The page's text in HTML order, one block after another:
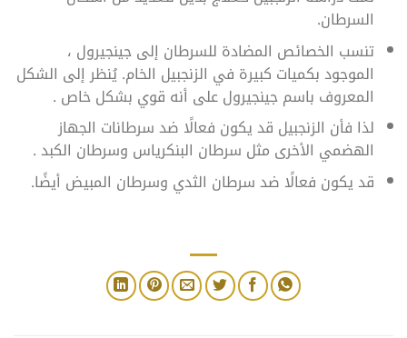
السرطان.
تنسب الخصائص المضادة للسرطان إلى جينجيرول ،
الموجود بكميات كبيرة في الزنجبيل الخام. يُنظر إلى الشكل
المعروف باسم جينجيرول على أنه قوي بشكل خاص .
لذا فأن الزنجبيل قد يكون فعالًا ضد سرطانات الجهاز
الهضمي الأخرى مثل سرطان البنكرياس وسرطان الكبد .
قد يكون فعالًا ضد سرطان الثدي وسرطان المبيض أيضًا.